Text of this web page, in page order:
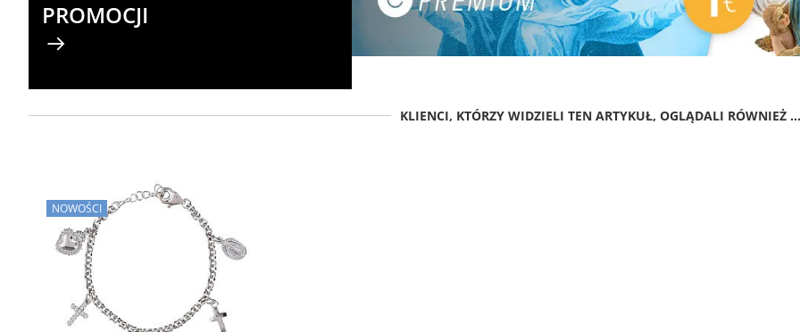
PROMOCJI
KLIENCI, KTÓRZY WIDZIELI TEN ARTYKUŁ, OGLĄDALI RÓWNIEŻ ...
NOWOŚCI